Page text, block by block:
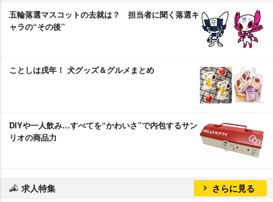
五輪落選マスコットの去就は？ 担当者に聞く落選キ
ャラの“その後”
ことしは戌年！ 犬グッズ＆グルメまとめ
DIYや一人飲み…すべてを“かわいさ”で内包するサン
リオの商品力
求人特集 さらに見る